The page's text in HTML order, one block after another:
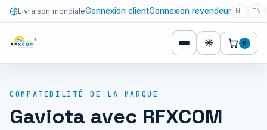
Livraison mondialeConnexion clientConnexion revendeur NL EN
☀ 0
COMPATIBILITÉ DE LA MARQUE
Gaviota avec RFXCOM